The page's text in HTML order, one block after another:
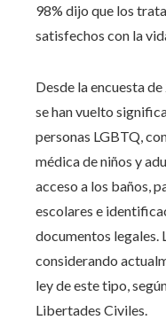
98% dijo que los
satisfechos con la
Desde la encuesta
se han vuelto
personas LGBTQ,
médica de niños y
acceso a los baños,
escolares e
documentos legales.
considerando
ley de este tipo,
Libertades Civiles.